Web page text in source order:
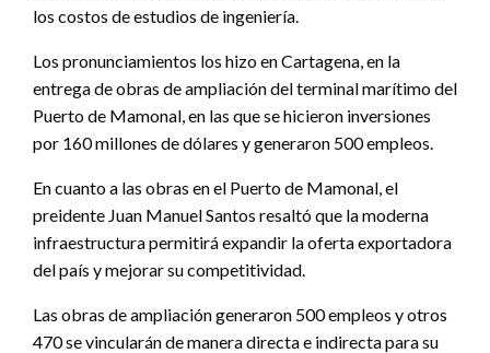
los costos de estudios de ingeniería.
Los pronunciamientos los hizo en Cartagena, en la
entrega de obras de ampliación del terminal marítimo del
Puerto de Mamonal, en las que se hicieron inversiones
por 160 millones de dólares y generaron 500 empleos.
En cuanto a las obras en el Puerto de Mamonal, el
preidente Juan Manuel Santos resaltó que la moderna
infraestructura permitirá expandir la oferta exportadora
del país y mejorar su competitividad.
Las obras de ampliación generaron 500 empleos y otros
470 se vincularán de manera directa e indirecta para su